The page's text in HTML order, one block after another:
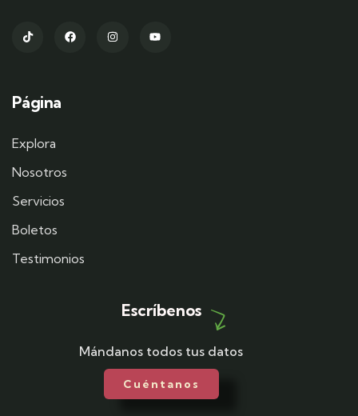
Página
Explora
Nosotros
Servicios
Boletos
Testimonios
Escríbenos
Mándanos todos tus datos
Cuéntanos